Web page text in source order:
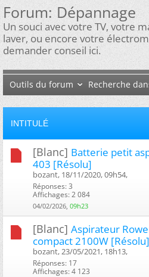
Forum:Dépannage
Un souci avec votre TV, votre
laver, ou encore votre
demander conseil ici.
Outils du forum Recherche
INTITULÉ
[Blanc] Batterie petit
403 [Résolu]
bozant, 18/11/2020, 09h54, ‎
Réponses: 3
Affichages: 2 084
04/02/2026, 09h23
[Blanc] Aspirateur
compact 2100W [Résolu]
bozant, 23/05/2021, 18h13, ‎
Réponses: 17
Affichages: 4 123